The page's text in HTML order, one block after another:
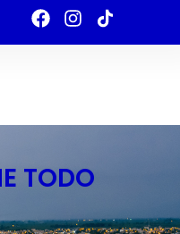
TODO